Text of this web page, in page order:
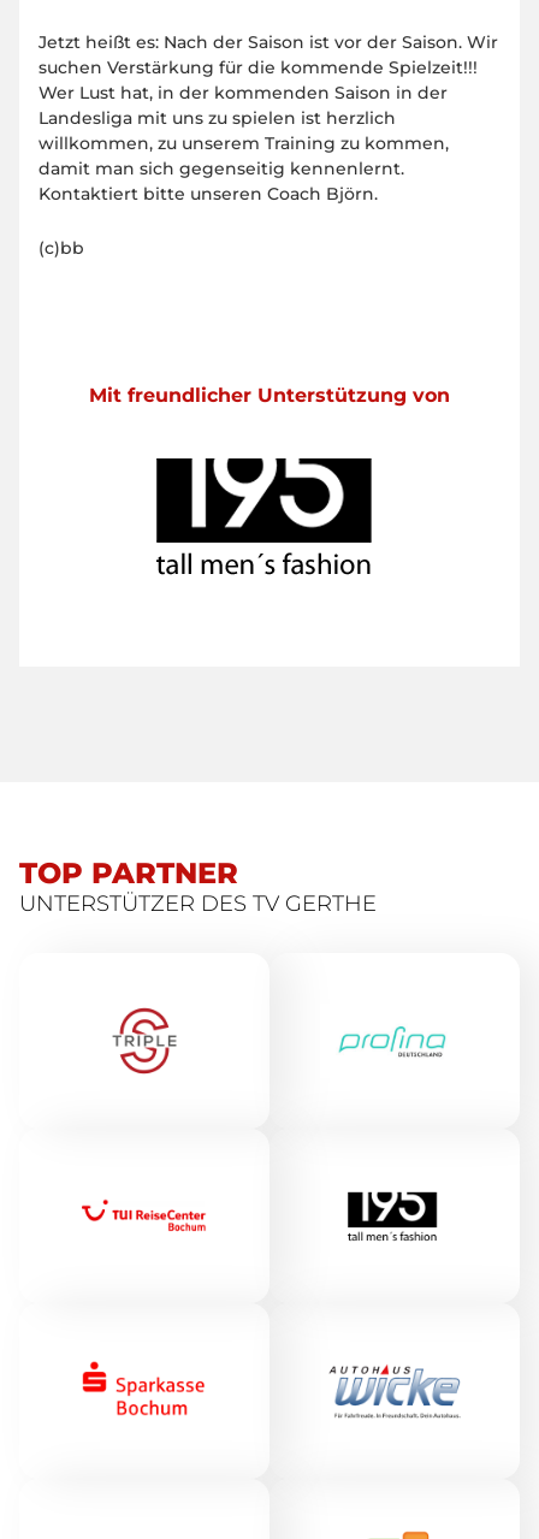
Jetzt heißt es: Nach der Saison ist vor der Saison. Wir
suchen Verstärkung für die kommende Spielzeit!!!
Wer Lust hat, in der kommenden Saison in der
Landesliga mit uns zu spielen ist herzlich
willkommen, zu unserem Training zu kommen,
damit man sich gegenseitig kennenlernt.
Kontaktiert bitte unseren Coach Björn.
(c)bb
Mit freundlicher Unterstützung von
TOP PARTNER
UNTERSTÜTZER DES TV GERTHE